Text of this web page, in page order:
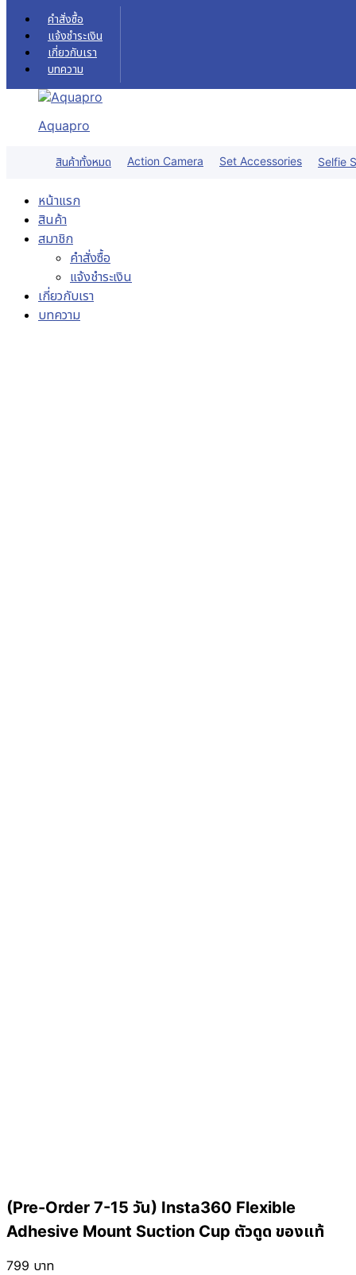
Skip to content
คำสั่งซื้อ
แจ้งชำระเงิน
เกี่ยวกับเรา
บทความ
Aquapro
สินค้าทั้งหมด Action Camera Set Accessories Selfie
หน้าแรก
สินค้า
สมาชิก
คำสั่งซื้อ
แจ้งชำระเงิน
เกี่ยวกับเรา
บทความ
(Pre-Order 7-15 วัน) Insta360 Flexible
Adhesive Mount Suction Cup ตัวดูด ของแท้
799 บาท